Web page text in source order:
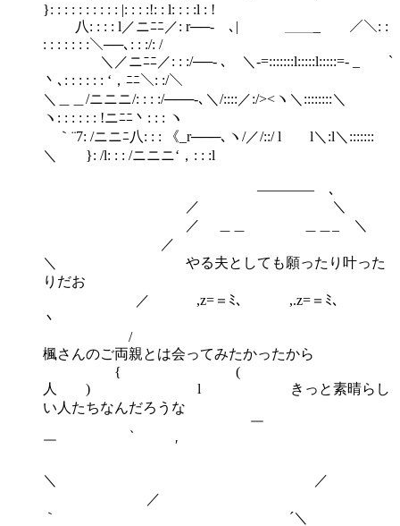
}: : : : : : : : : : |: : : :!: : l: : : :l : !
八: : : : l／ニﾆﾆ／: r──‐ ､| ＿＿_ ／＼: :
: : : : : : :＼──､: : :/: /
＼／ニﾆﾆ／: : :/──‐ ､ ＼-=:::::::l:::::l:::::=- _ `
丶､: : : : : : ‘，ﾆﾆ＼: :/＼
＼＿＿/ニニニ/: : : :/───‐､＼/::::／:/><ヽ＼::::::::＼
ヽ: : : : : : !ニﾆﾆ丶: : : ヽ
｀¨7: /ニニﾆ八: : : 《_r───､ヽ/／/::/ l l＼:l＼:::::::
＼ }: /l: : : /ニニニ‘，: : :l
―――― ､
／ ＼
／ ＿＿ ＿＿_ ＼
／
＼ やる夫としても願ったり叶った
りだお
／ ,z=＝ﾐ､ ,.z=＝ﾐ､
丶
楓さんのご両親とは会ってみたかったから
{ (
人 ) l きっと素晴らし
い人たちなんだろうな
、 ￣
￣ ′
＼ ／
／
｀ ´＼